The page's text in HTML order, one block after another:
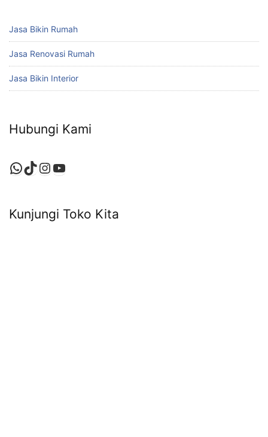
Jasa Bikin Rumah
Jasa Renovasi Rumah
Jasa Bikin Interior
Hubungi Kami
WhatsApp
TikTok
Instagram
YouTube
Kunjungi Toko Kita